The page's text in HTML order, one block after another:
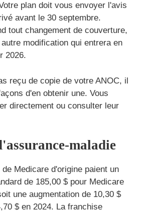
plan doit vous envoyer l'avis
avant le 30 septembre.
tout changement de couverture,
modification qui entrera en
2026.
reçu de copie de votre ANOC, il
d'en obtenir une. Vous
directement ou consulter leur
maladie
Medicare d'origine paient un
de 185,00 $ pour Medicare
une augmentation de 10,30 $
$ en 2024. La franchise